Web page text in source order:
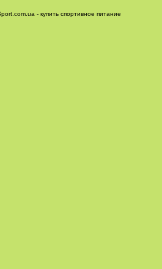
- купить спортивное питание